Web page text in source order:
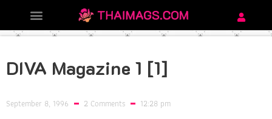
DIVA Magazine 1 [1]
September 8, 1996 2 Comments 12:28 pm